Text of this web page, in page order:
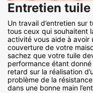
Entretien tuile
Un travail d’entretien sur
tous ceux qui souhaitent
activité vous aide à avoir
couverture de votre
sachez que votre tuile
performance étant
retard sur la réalisation
problème de la
dans une bonne main